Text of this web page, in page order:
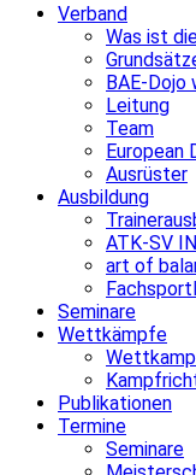
Verband
Was ist
BAE-Dojo
Leitung
Team
European
Ausrüster
Ausbildung
ATK-SV
art of
Seminare
Wettkämpfe
Publikationen
Termine
Seminare